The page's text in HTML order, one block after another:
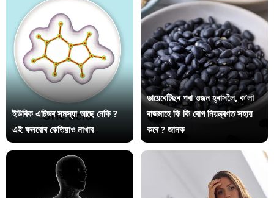
ইউৰিক এচিডৰ সমস্যা আছে নেকি ?
এই ফলবোৰ কেতিয়াও নাখাব
ডায়েবেটিছৰ পৰা ওজন হ্ৰাসলৈ, ক’লা
ৰাজমাহে কি কি ৰোগ নিয়ন্ত্ৰণত সহায়
কৰে ? জানক